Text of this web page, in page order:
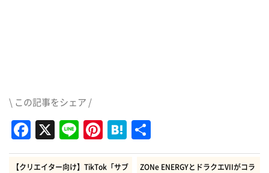
\ この記事をシェア /
Facebook
X LinePinterest
Hatena
有
【クリエイター向け】TikTok「サブ
ZONe ENERGYとドラクエVIIがコラ